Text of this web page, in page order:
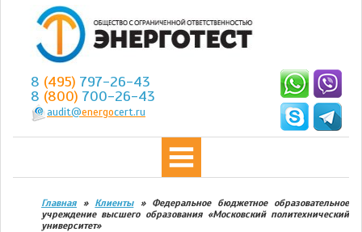
8 (495) 797-26-43
8 (800) 700-26-43
audit@energocert.ru
Главная » Клиенты» Федеральное бюджетное образовательное
учреждение высшего образования «Московский политехнический
университет»